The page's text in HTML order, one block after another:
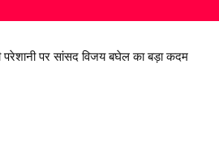
पर सांसद विजय बघेल का बड़ा कदम
विद्यार्थियों को साइबर अपराधों के प्रति